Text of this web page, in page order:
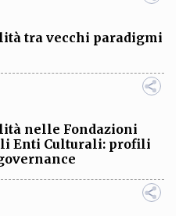
tra vecchi paradigmi
nelle Fondazioni
Enti Culturali: profili